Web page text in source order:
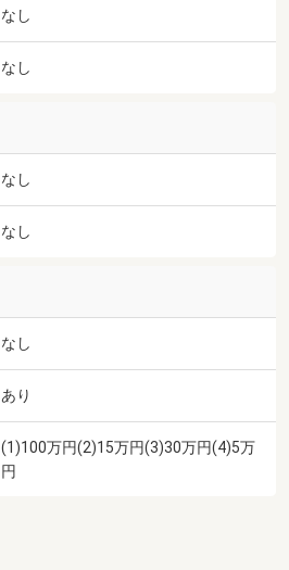
なし
なし
なし
なし
なし
あり
(1)100万円(2)15万円(3)30万円(4)5万
円